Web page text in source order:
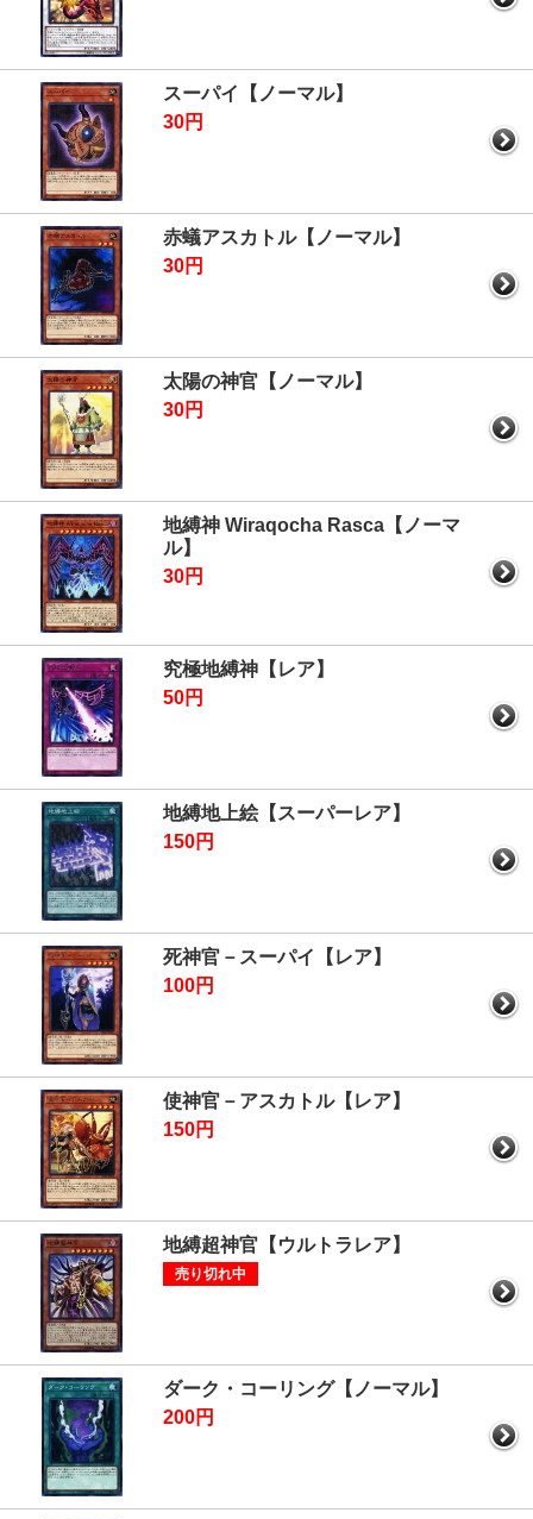
スーパイ【ノーマル】
30円
赤蟻アスカトル【ノーマル】
30円
太陽の神官【ノーマル】
30円
地縛神 Wiraqocha Rasca【ノーマ
ル】
30円
究極地縛神【レア】
50円
地縛地上絵【スーパーレア】
150円
死神官－スーパイ【レア】
100円
使神官－アスカトル【レア】
150円
地縛超神官【ウルトラレア】
売り切れ中
ダーク・コーリング【ノーマル】
200円